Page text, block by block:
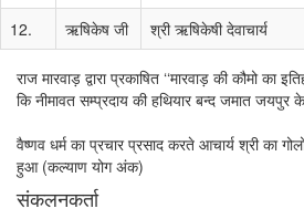
12.
ऋषिकेष जी श्री ऋषिकेषी देवाचार्य
राज मारवाड़ द्वारा प्रकाषित ‘‘मारवाड़ की कौमो का
कि नीमावत सम्प्रदाय की हथियार बन्द जमात जयपुर
वैष्णव धर्म का प्रचार प्रसाद करते आचार्य श्री का
हुआ (कल्याण योग अंक)
संकलनकर्ता